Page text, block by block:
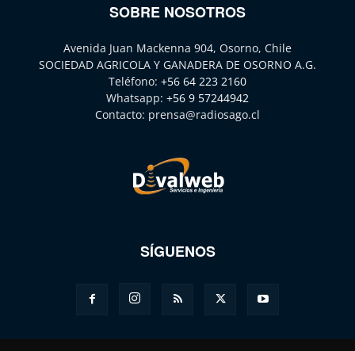
SOBRE NOSOTROS
Avenida Juan Mackenna 904, Osorno, Chile
SOCIEDAD AGRICOLA Y GANADERA DE OSORNO A.G.
Teléfono: +56 64 223 2160
Whatsapp: +56 9 57244942
Contacto: prensa@radiosago.cl
SÍGUENOS